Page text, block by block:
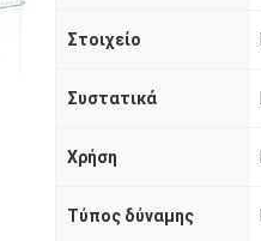
Στοιχείο
Συστατικά
Χρήση
Τύπος δύναμης